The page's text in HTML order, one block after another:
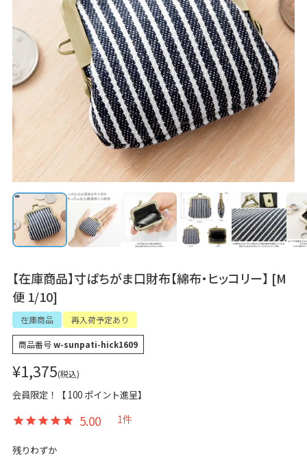
【在庫商品】寸ぱちがま口財布【綿布・ヒッコリー】 [M
便 1/10]
在庫商品 再入荷予定あり
商品番号w-sunpati-hick1609
¥1,375 税込
会員限定！【 100 ポイント進呈】
5.00 1